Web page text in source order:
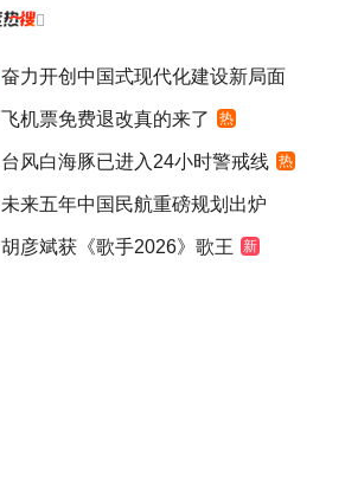

奋力开创中国式现代化建设新局面
飞机票免费退改真的来了 热
台风白海豚已进入24小时警戒线 热
未来五年中国民航重磅规划出炉
胡彦斌获《歌手2026》歌王 新